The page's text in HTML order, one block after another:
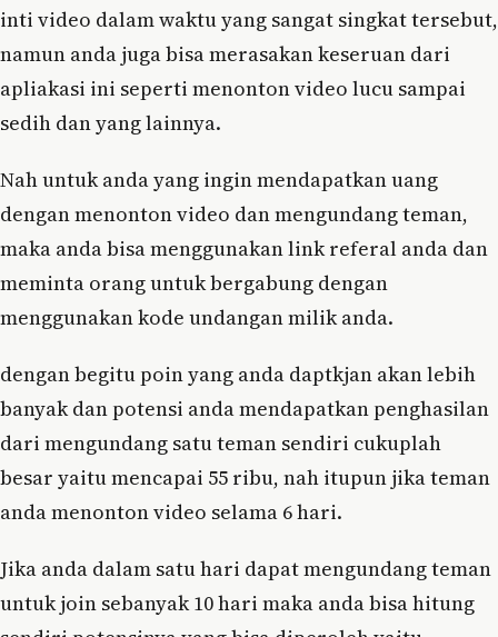
inti video dalam waktu yang sangat singkat tersebut,
namun anda juga bisa merasakan keseruan dari
apliakasi ini seperti menonton video lucu sampai
sedih dan yang lainnya.
Nah untuk anda yang ingin mendapatkan uang
dengan menonton video dan mengundang teman,
maka anda bisa menggunakan link referal anda dan
meminta orang untuk bergabung dengan
menggunakan kode undangan milik anda.
dengan begitu poin yang anda daptkjan akan lebih
banyak dan potensi anda mendapatkan penghasilan
dari mengundang satu teman sendiri cukuplah
besar yaitu mencapai 55 ribu, nah itupun jika teman
anda menonton video selama 6 hari.
Jika anda dalam satu hari dapat mengundang teman
untuk join sebanyak 10 hari maka anda bisa hitung